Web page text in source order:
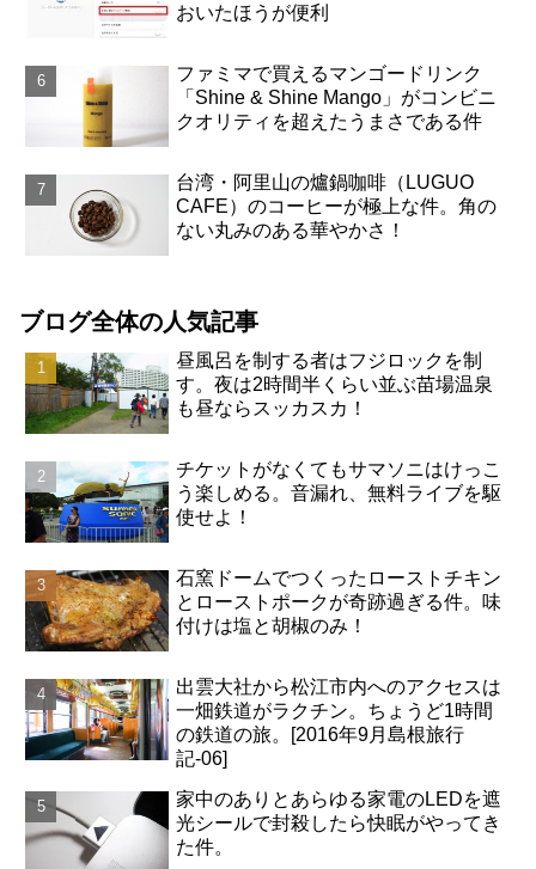
おいたほうが便利
ファミマで買えるマンゴードリンク
「Shine & Shine Mango」がコンビニ
クオリティを超えたうまさである件
台湾・阿里山の爐鍋咖啡（LUGUO
CAFE）のコーヒーが極上な件。角の
ない丸みのある華やかさ！
ブログ全体の人気記事
昼風呂を制する者はフジロックを制
す。夜は2時間半くらい並ぶ苗場温泉
も昼ならスッカスカ！
チケットがなくてもサマソニはけっこ
う楽しめる。音漏れ、無料ライブを駆
使せよ！
石窯ドームでつくったローストチキン
とローストポークが奇跡過ぎる件。味
付けは塩と胡椒のみ！
出雲大社から松江市内へのアクセスは
一畑鉄道がラクチン。ちょうど1時間
の鉄道の旅。[2016年9月島根旅行
記-06]
家中のありとあらゆる家電のLEDを遮
光シールで封殺したら快眠がやってき
た件。